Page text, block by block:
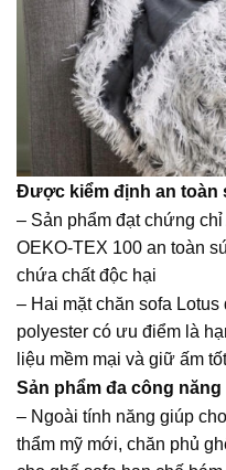
Được kiểm định an toàn
– Sản phẩm đạt chứng
OEKO-TEX 100 an toàn
chứa chất độc hại
– Hai mặt chăn sofa
polyester có ưu điểm là
liệu mềm mại và giữ ấm tốt
Sản phẩm đa công năng
– Ngoài tính năng giúp
thẩm mỹ mới, chăn phủ